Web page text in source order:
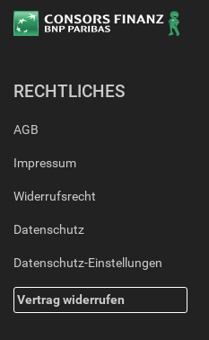
RECHTLICHES
AGB
Impressum
Widerrufsrecht
Datenschutz
Datenschutz-Einstellungen
Vertrag widerrufen